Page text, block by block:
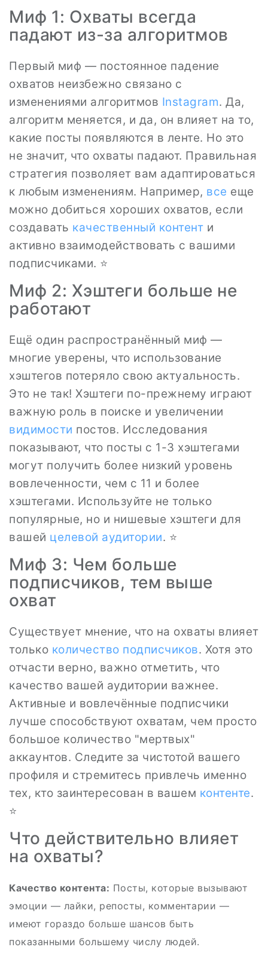
Миф 1: Охваты всегда
падают из-за алгоритмов
Первый миф — постоянное падение
охватов неизбежно связано с
изменениями алгоритмов Instagram. Да,
алгоритм меняется, и да, он влияет на то,
какие посты появляются в ленте. Но это
не значит, что охваты падают. Правильная
стратегия позволяет вам адаптироваться
к любым изменениям. Например, все еще
можно добиться хороших охватов, если
создавать качественный контент и
активно взаимодействовать с вашими
подписчиками. ⭐
Миф 2: Хэштеги больше не
работают
Ещё один распространённый миф —
многие уверены, что использование
хэштегов потеряло свою актуальность.
Это не так! Хэштеги по-прежнему играют
важную роль в поиске и увеличении
видимости постов. Исследования
показывают, что посты с 1-3 хэштегами
могут получить более низкий уровень
вовлеченности, чем с 11 и более
хэштегами. Используйте не только
популярные, но и нишевые хэштеги для
вашей целевой аудитории. ⭐
Миф 3: Чем больше
подписчиков, тем выше
охват
Существует мнение, что на охваты влияет
только количество подписчиков. Хотя это
отчасти верно, важно отметить, что
качество вашей аудитории важнее.
Активные и вовлечённые подписчики
лучше способствуют охватам, чем просто
большое количество "мертвых"
аккаунтов. Следите за чистотой вашего
профиля и стремитесь привлечь именно
тех, кто заинтересован в вашем контенте.
⭐
Что действительно влияет
на охваты?
Качество контента: Посты, которые вызывают
эмоции — лайки, репосты, комментарии —
имеют гораздо больше шансов быть
показанными большему числу людей.